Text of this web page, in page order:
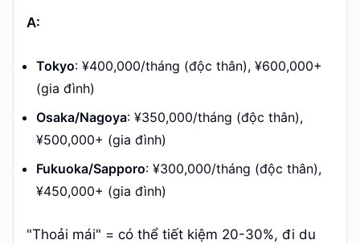
A:
Tokyo: ¥400,000/tháng (độc thân), ¥600,000+
(gia đình)
Osaka/Nagoya: ¥350,000/tháng (độc thân),
¥500,000+ (gia đình)
Fukuoka/Sapporo: ¥300,000/tháng (độc thân),
¥450,000+ (gia đình)
"Thoải mái" = có thể tiết kiệm 20-30%, đi du